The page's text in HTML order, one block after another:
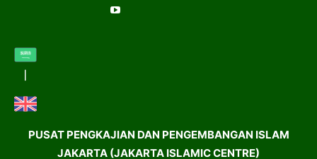
PUSAT PENGKAJIAN DAN PENGEMBANGAN ISLAM
JAKARTA (JAKARTA ISLAMIC CENTRE)